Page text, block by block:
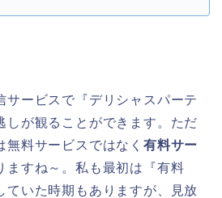
サービスで『デリシャスパーテ
しが観ることができます。ただ
料サービスではなく 有料サー
ますね～。私も最初は『有料
ていた時期もありますが、見放